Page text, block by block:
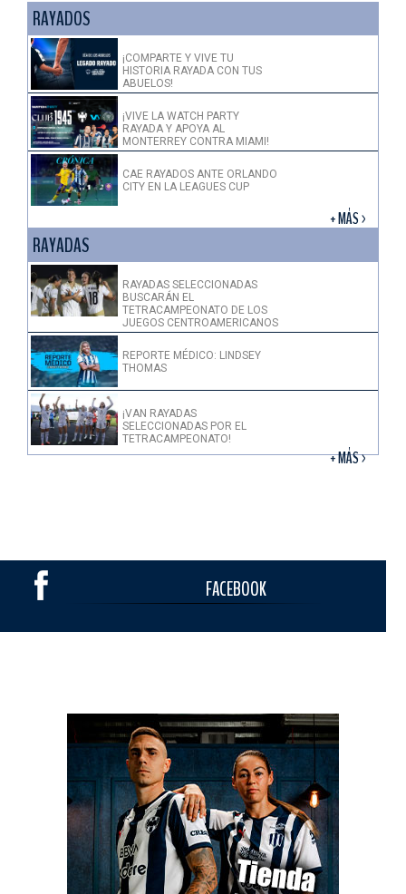
RAYADOS
¡COMPARTE Y VIVE TU
HISTORIA RAYADA CON TUS
ABUELOS!
¡VIVE LA WATCH PARTY
RAYADA Y APOYA AL
MONTERREY CONTRA MIAMI!
CAE RAYADOS ANTE ORLANDO
CITY EN LA LEAGUES CUP
+ MÁS >
RAYADAS
RAYADAS SELECCIONADAS
BUSCARÁN EL
TETRACAMPEONATO DE LOS
JUEGOS CENTROAMERICANOS
REPORTE MÉDICO: LINDSEY
THOMAS
¡VAN RAYADAS
SELECCIONADAS POR EL
TETRACAMPEONATO!
+ MÁS >
FACEBOOK